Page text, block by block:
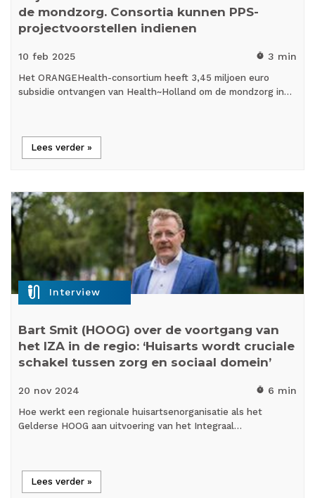
de mondzorg. Consortia kunnen PPS-
projectvoorstellen indienen
10 feb 2025 timer 3 min
Het ORANGEHealth-consortium heeft 3,45 miljoen euro
subsidie ontvangen van Health~Holland om de mondzorg in…
Lees verder »
mic_external_on Interview
Bart Smit (HOOG) over de voortgang van
het IZA in de regio: ‘Huisarts wordt cruciale
schakel tussen zorg en sociaal domein’
20 nov 2024 timer 6 min
Hoe werkt een regionale huisartsenorganisatie als het
Gelderse HOOG aan uitvoering van het Integraal…
Lees verder »